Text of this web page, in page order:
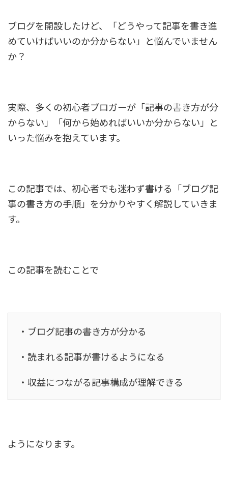
ブログを開設したけど、「どうやって記事を書き進
めていけばいいのか分からない」と悩んでいません
か？
実際、多くの初心者ブロガーが「記事の書き方が分
からない」「何から始めればいいか分からない」と
いった悩みを抱えています。
この記事では、初心者でも迷わず書ける「ブログ記
事の書き方の手順」を分かりやすく解説していきま
す。
この記事を読むことで
・ブログ記事の書き方が分かる
・読まれる記事が書けるようになる
・収益につながる記事構成が理解できる
ようになります。